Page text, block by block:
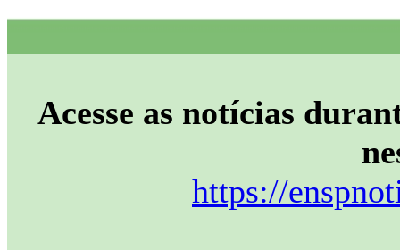
Acesse as notícias
https://